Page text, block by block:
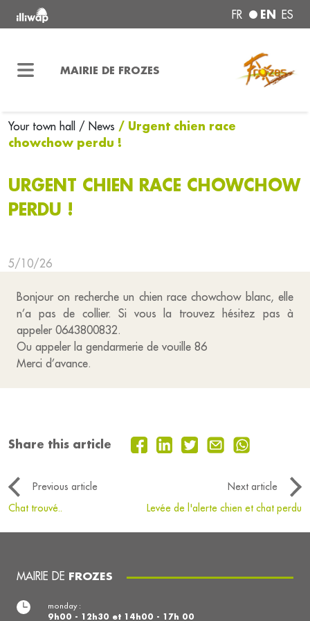
FR EN ES
MAIRIE DE FROZES
Your town hall / News / Urgent chien race
chowchow perdu !
URGENT CHIEN RACE CHOWCHOW
PERDU !
5/10/26
Bonjour on recherche un chien race chowchow blanc, elle
n’a pas de collier. Si vous la trouvez hésitez pas à
appeler 0643800832.
Ou appeler la gendarmerie de vouille 86
Merci d’avance.
Share this article
Previous article
Next article
Chat trouvé..
Levée de l'alerte chien et chat perdu
MAIRIE DE FROZES
monday :
9h00 - 12h30 et 14h00 - 17h 00